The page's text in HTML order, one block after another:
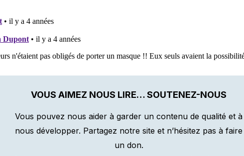
VOUS AIMEZ NOUS LIRE… SOUTENEZ-NOUS
Vous pouvez nous aider à garder un contenu de qualité et à
nous développer. Partagez notre site et n’hésitez pas à faire
un don.